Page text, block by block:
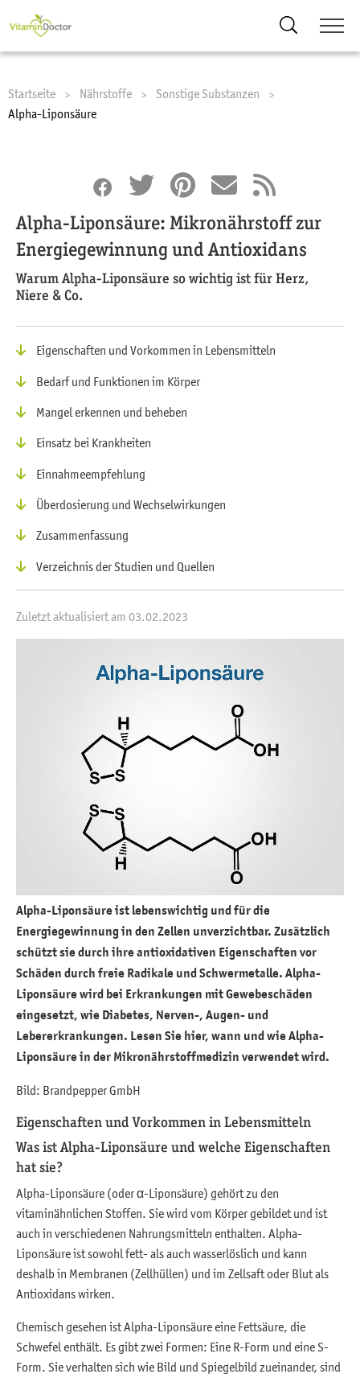
Startseite Nährstoffe
Sonstige Substanzen
Current:
Alpha-Liponsäure
Alpha-Liponsäure: Mikronährstoff zur
Energiegewinnung und Antioxidans
Warum Alpha-Liponsäure so wichtig ist für Herz,
Niere & Co.
Eigenschaften und Vorkommen in Lebensmitteln
Bedarf und Funktionen im Körper
Mangel erkennen und beheben
Einsatz bei Krankheiten
Einnahmeempfehlung
Überdosierung und Wechselwirkungen
Zusammenfassung
Verzeichnis der Studien und Quellen
Zuletzt aktualisiert am 03.02.2023
Alpha-Liponsäure ist lebenswichtig und für die
Energiegewinnung in den Zellen unverzichtbar. Zusätzlich
schützt sie durch ihre antioxidativen Eigenschaften vor
Schäden durch freie Radikale und Schwermetalle. Alpha-
Liponsäure wird bei Erkrankungen mit Gewebeschäden
eingesetzt, wie Diabetes, Nerven-, Augen- und
Lebererkrankungen. Lesen Sie hier, wann und wie Alpha-
Liponsäure in der Mikronährstoffmedizin verwendet wird.
Bild: Brandpepper GmbH
Eigenschaften und Vorkommen in Lebensmitteln
Was ist Alpha-Liponsäure und welche Eigenschaften
hat sie?
Alpha-Liponsäure (oder α-Liponsäure) gehört zu den
vitaminähnlichen Stoffen. Sie wird vom Körper gebildet und ist
auch in verschiedenen Nahrungsmitteln enthalten. Alpha-
Liponsäure ist sowohl fett- als auch wasserlöslich und kann
deshalb in Membranen (Zellhüllen) und im Zellsaft oder Blut als
Antioxidans wirken.
Chemisch gesehen ist Alpha-Liponsäure eine Fettsäure, die
Schwefel enthält. Es gibt zwei Formen: Eine R-Form und eine S-
Form. Sie verhalten sich wie Bild und Spiegelbild zueinander, sind